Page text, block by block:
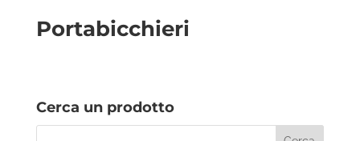
Portabicchieri
Cerca un prodotto